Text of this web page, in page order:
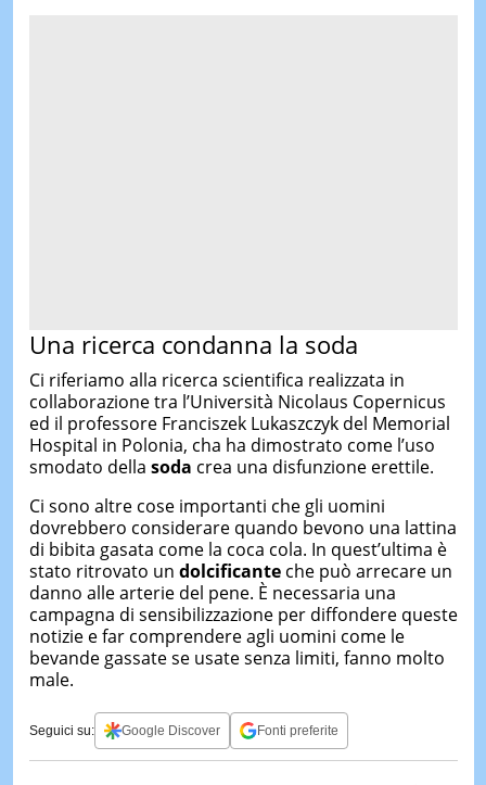
Una ricerca condanna la soda
Ci riferiamo alla ricerca scientifica realizzata in
collaborazione tra l’Università Nicolaus Copernicus
ed il professore Franciszek Lukaszczyk del Memorial
Hospital in Polonia, cha ha dimostrato come l’uso
smodato della soda crea una disfunzione erettile.
Ci sono altre cose importanti che gli uomini
dovrebbero considerare quando bevono una lattina
di bibita gasata come la coca cola. In quest’ultima è
stato ritrovato un dolcificanteche può arrecare un
danno alle arterie del pene. È necessaria una
campagna di sensibilizzazione per diffondere queste
notizie e far comprendere agli uomini come le
bevande gassate se usate senza limiti, fanno molto
male.
Seguici su: Google Discover Fonti preferite